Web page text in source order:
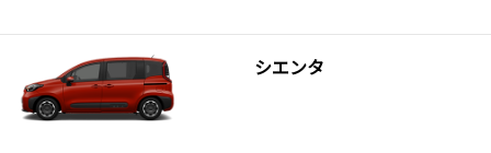
シエンタ